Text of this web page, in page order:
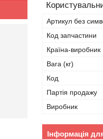
Артикул без
Код запчастини
Країна-виробник
Вага (кг)
Код
Партія продажу
Виробник
Інформація